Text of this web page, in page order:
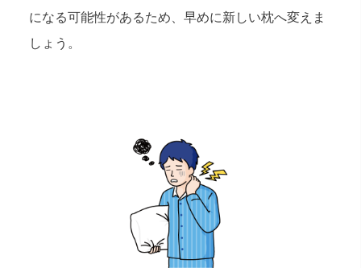
になる可能性があるため、早めに新しい枕へ変えま
しょう。